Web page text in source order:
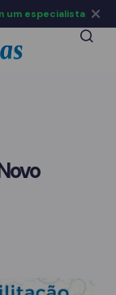
um especialista